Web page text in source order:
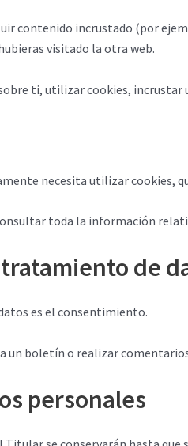
contenido incrustado (por
visitado la otra web.
ti, utilizar cookies,
necesita utilizar cookies,
toda la información
de
es el consentimiento.
un boletín o realizar
personales